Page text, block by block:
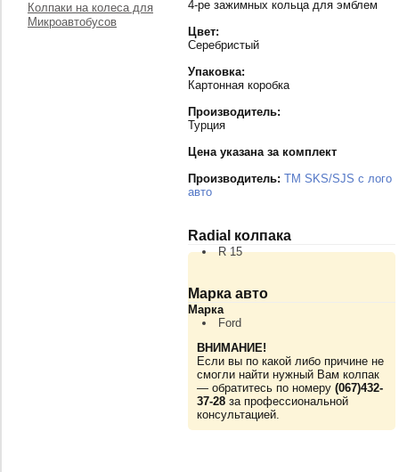
Колпаки на колеса для
Микроавтобусов
4-ре зажимных кольца для эмблем
Цвет:
Серебристый
Упаковка:
Картонная коробка
Производитель:
Турция
Цена указана за комплект
Производитель: TM SKS/SJS с лого
авто
Radial колпака
R 15
Марка авто
Марка
Ford
ВНИМАНИЕ!
Если вы по какой либо причине не
смогли найти нужный Вам колпак
— обратитесь по номеру (067)432-
37-28 за профессиональной
консультацией.